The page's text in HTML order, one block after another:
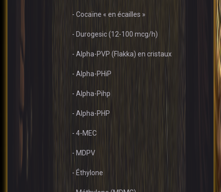
- Cocaïne « en écailles »
- Durogesic (12-100 mcg/h)
- Alpha-PVP (Flakka) en cristaux
- Alpha-PHiP
- Alpha-Pihp
- Alpha-PHP
- 4-MEC
- MDPV
- Éthylone